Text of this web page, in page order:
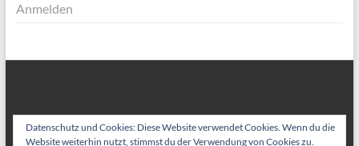
Anmelden
Datenschutz und Cookies: Diese Website verwendet Cookies. Wenn du die
Website weiterhin nutzt, stimmst du der Verwendung von Cookies zu.